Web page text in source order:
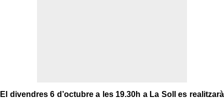
El divendres 6 d’octubre a les 19.30h a La Soll es realitzarà